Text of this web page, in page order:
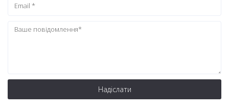
Надіслати